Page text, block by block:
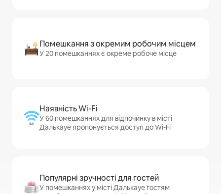
Помешкання з окремим робочим місцем
У 20 помешканнях є окреме робоче місце
Наявність Wi-Fi
У 60 помешканнях для відпочинку в місті
Далькауе пропонується доступ до Wi-Fi
Популярні зручності для гостей
У помешканнях у місті Далькауе гостям